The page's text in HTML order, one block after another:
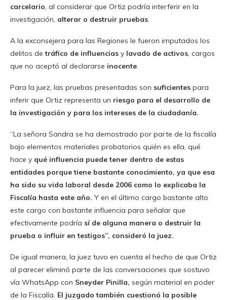
carcelario, al considerar que Ortiz podría interferir en la
investigación, alterar o destruir pruebas.
A la exconsejera para las Regiones le fueron imputados los
delitos detráfico de influencias y lavado de activos, cargos
que no aceptó al declararse inocente.
Para la juez, las pruebas presentadas son suficientes para
inferir que Ortiz representa un riesgo para el desarrollo de
la investigación y para los intereses de la ciudadanía.
“La señora Sandra se ha demostrado por parte de la fiscalía
bajo elementos materiales probatorios quién es ella, qué
hace y qué influencia puede tener dentro de estas
entidades porque tiene bastante conocimiento, ya que esa
ha sido su vida laboral desde 2006 como lo explicaba la
Fiscalía hasta este año. Y en el último cargo bastante alto
este cargo con bastante influencia para señalar que
efectivamente podría sí de alguna manera o destruir la
prueba o influir en testigos”, consideró la juez.
De igual manera, la juez tuvo en cuenta el hecho de que Ortiz
al parecer eliminó parte de las conversaciones que sostuvo
vía WhatsApp con Sneyder Pinilla, según material en poder
de la Fiscalía. El juzgado también cuestionó la posible